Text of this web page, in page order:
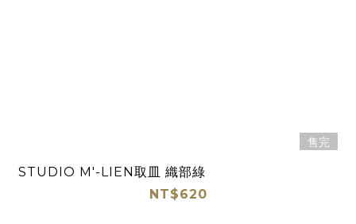
售完
STUDIO M'-LIEN取皿 織部綠
NT$620